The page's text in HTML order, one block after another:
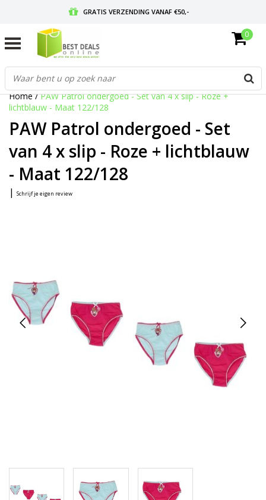
GRATIS VERZENDING VANAF €50,-
GRATIS RETOURNEREN EN 30 DAGEN BEDENKTIJD
0
Home/PAW Patrol ondergoed - Set van 4 x slip - Roze +
lichtblauw - Maat 122/128
PAW Patrol ondergoed - Set
van 4 x slip - Roze + lichtblauw
- Maat 122/128
| Schrijf je eigen review